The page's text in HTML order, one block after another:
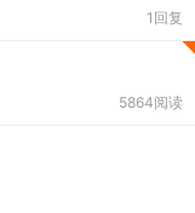
1回复
5864阅读